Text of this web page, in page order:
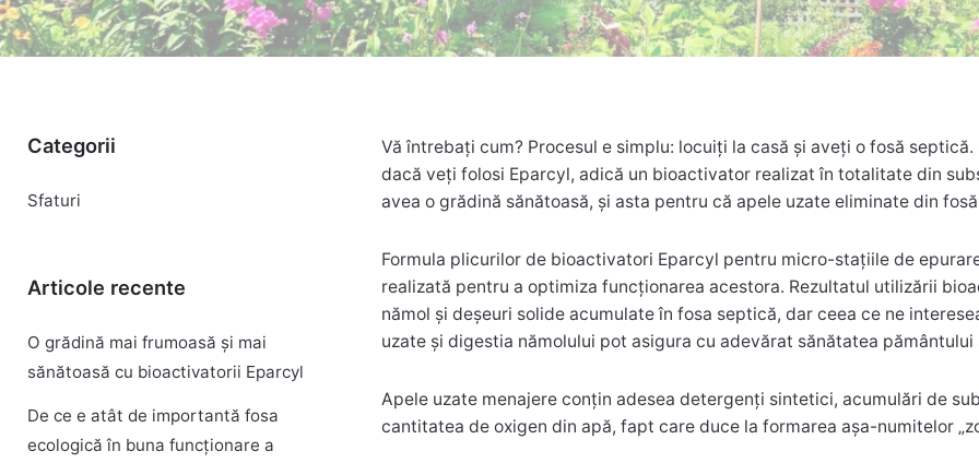
Categorii
Sfaturi
Articole recente
O grădină mai frumoasă și mai
sănătoasă cu bioactivatorii Eparcyl
De ce e atât de importantă fosa
ecologică în buna funcționare a
Vă întrebați cum? Procesul e simplu: locuiți la casă și aveți o fosă
dacă veți folosi Eparcyl, adică un bioactivator realizat în totalitate din
avea o grădină sănătoasă, și asta pentru că apele uzate eliminate din
Formula plicurilor de bioactivatori Eparcyl pentru micro-stațiile de
realizată pentru a optimiza funcționarea acestora. Rezultatul utilizării
nămol şi deşeuri solide acumulate în fosa septică, dar ceea ce ne
uzate și digestia nămolului pot asigura cu adevărat sănătatea
Apele uzate menajere conţin adesea detergenţi sintetici, acumulări de
cantitatea de oxigen din apă, fapt care duce la formarea aşa-numitelor